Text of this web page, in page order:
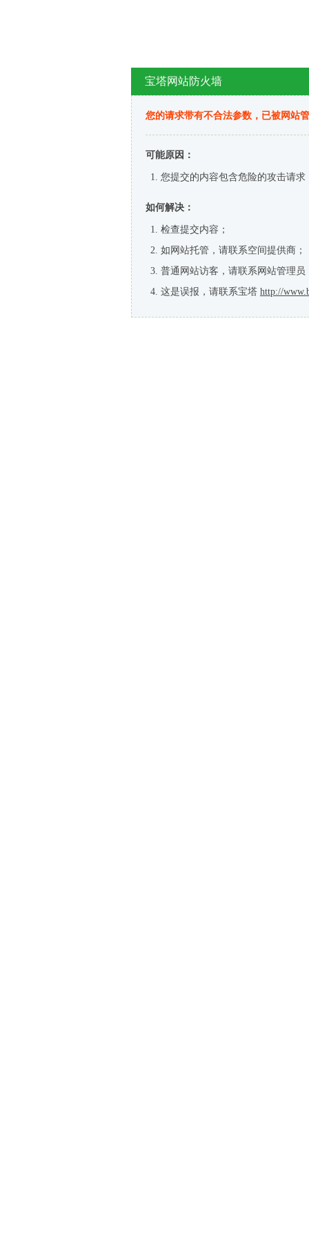
宝塔网站防火墙
您的请求带有不合法参数，已被网站
可能原因：
您提交的内容包含危险的攻击请求
如何解决：
检查提交内容；
如网站托管，请联系空间提供商；
普通网站访客，请联系网站管理员
这是误报，请联系宝塔 http://